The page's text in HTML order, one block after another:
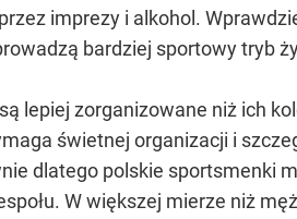
imprezy i alkohol.
bardziej sportowy tryb
lepiej zorganizowane niż ich
świetnej organizacji i
dlatego polskie sportsmenki
W większej mierze niż